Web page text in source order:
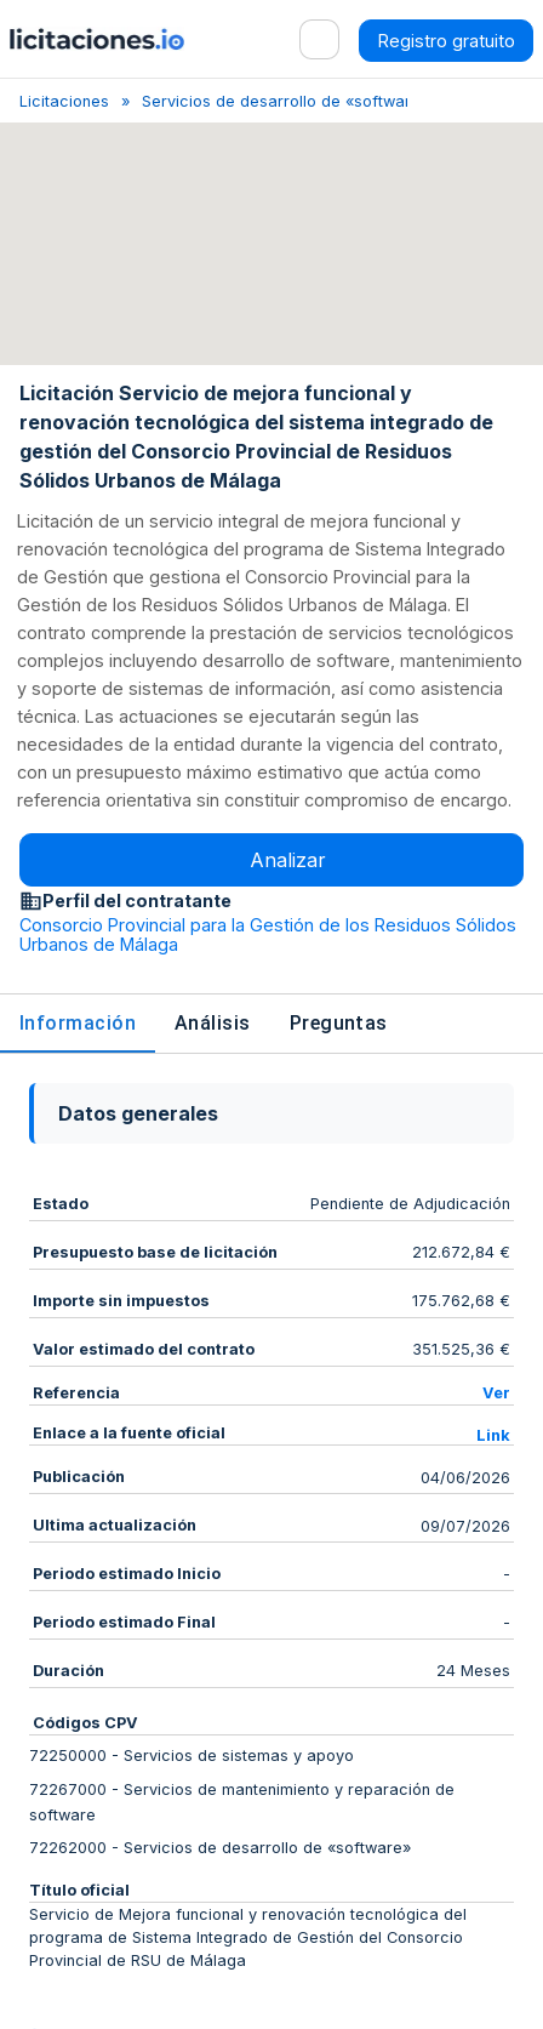
Registro gratuito
Licitaciones Servicios de desarrollo de «software»
Licitación Servicio de mejora funcional y
renovación tecnológica del sistema integrado de
gestión del Consorcio Provincial de Residuos
Sólidos Urbanos de Málaga
Licitación de un servicio integral de mejora funcional y
renovación tecnológica del programa de Sistema Integrado
de Gestión que gestiona el Consorcio Provincial para la
Gestión de los Residuos Sólidos Urbanos de Málaga. El
contrato comprende la prestación de servicios tecnológicos
complejos incluyendo desarrollo de software, mantenimiento
y soporte de sistemas de información, así como asistencia
técnica. Las actuaciones se ejecutarán según las
necesidades de la entidad durante la vigencia del contrato,
con un presupuesto máximo estimativo que actúa como
referencia orientativa sin constituir compromiso de encargo.
Analizar
Perfil del contratante
Consorcio Provincial para la Gestión de los Residuos Sólidos
Urbanos de Málaga
Información Análisis Preguntas
Datos generales
Estado Pendiente de Adjudicación
Presupuesto base de licitación 212.672,84 €
Importe sin impuestos 175.762,68 €
Valor estimado del contrato 351.525,36 €
Referencia Ver
Enlace a la fuente oficial Link
Publicación 04/06/2026
Ultima actualización 09/07/2026
Periodo estimado Inicio -
Periodo estimado Final -
Duración 24 Meses
Códigos CPV
72250000 - Servicios de sistemas y apoyo
72267000 - Servicios de mantenimiento y reparación de
software
72262000 - Servicios de desarrollo de «software»
Título oficial
Servicio de Mejora funcional y renovación tecnológica del
programa de Sistema Integrado de Gestión del Consorcio
Provincial de RSU de Málaga